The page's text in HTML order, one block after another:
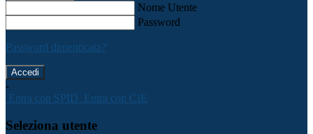
Nome Utente
Password
Password dimenticata?
-
Entra con SPID Entra con CIE
Seleziona utente